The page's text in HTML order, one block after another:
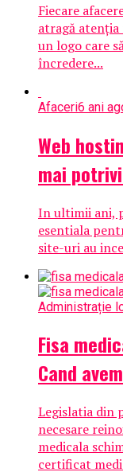
Fiecare
atragă
un logo care
încredere...
Afaceri6 ani
Web
mai
In ultimii ani,
esentiala
site-uri au
Administrație
Fisa
Cand
Legislatia din
necesare
medicala
certificat